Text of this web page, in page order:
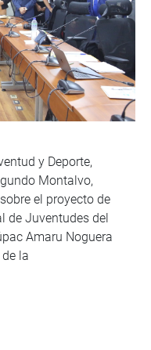
y Deporte,
Montalvo,
el proyecto de
de Juventudes del
Amaru Noguera
la